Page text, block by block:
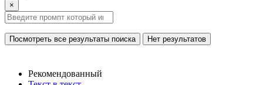
×
Посмотреть все результаты поиска Нет результатов
Рекомендованный